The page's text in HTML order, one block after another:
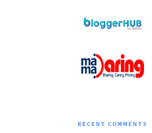
RECENT COMMENTS